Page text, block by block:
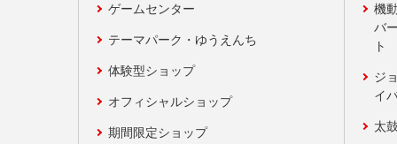
ゲームセンター
テーマパーク・ゆうえんち
体験型ショップ
オフィシャルショップ
期間限定ショップ
機
バ
ト
ジ
イ
太